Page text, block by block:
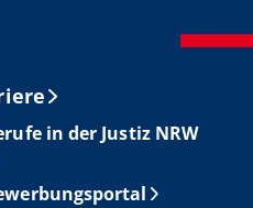
in der Justiz NRW